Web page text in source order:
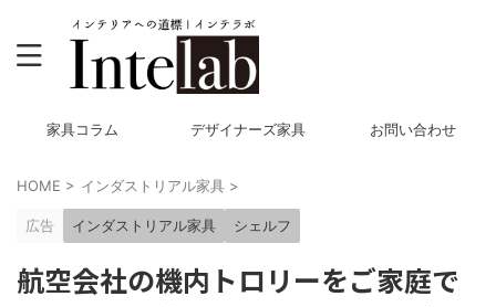
家具コラム デザイナーズ家具 お問い合わせ
HOME > インダストリアル家具 >
広告 インダストリアル家具 シェルフ
航空会社の機内トロリーをご家庭で